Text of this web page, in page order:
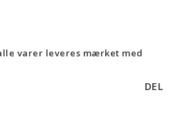
varer leveres mærket med
DEL